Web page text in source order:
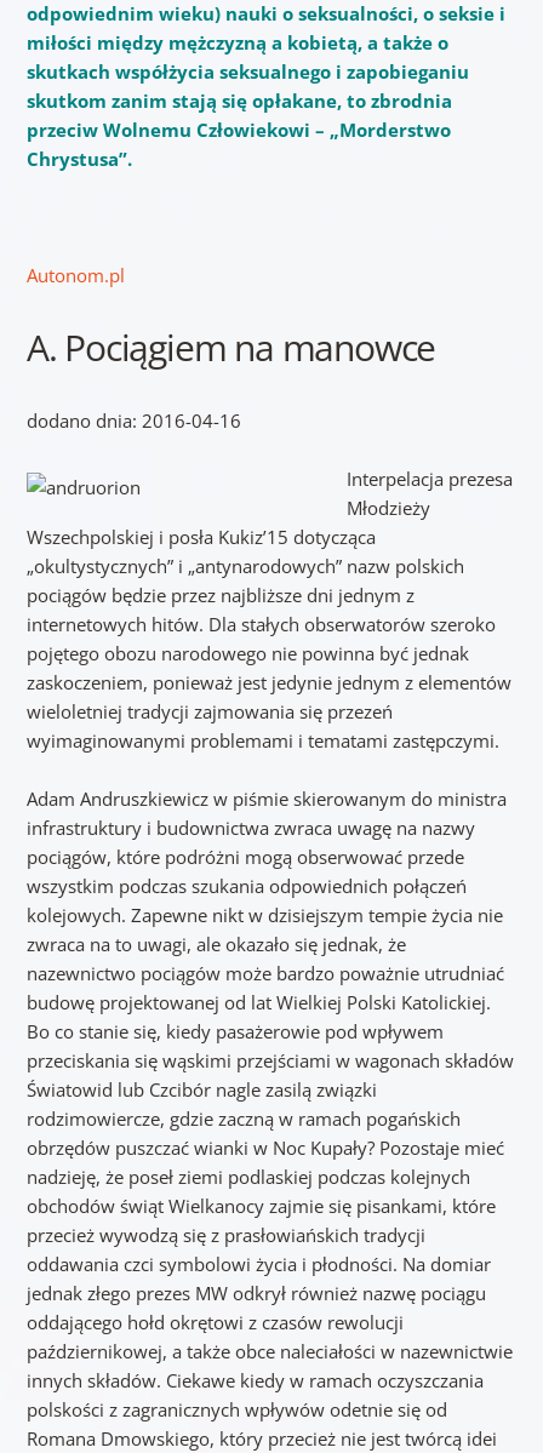
odpowiednim wieku) nauki o seksualności, o seksie i
miłości między mężczyzną a kobietą, a także o
skutkach współżycia seksualnego i zapobieganiu
skutkom zanim stają się opłakane, to zbrodnia
przeciw Wolnemu Człowiekowi – „Morderstwo
Chrystusa”.
Autonom.pl
A. Pociągiem na manowce
dodano dnia: 2016-04-16
Interpelacja prezesa
Młodzieży
Wszechpolskiej i posła Kukiz’15 dotycząca
„okultystycznych” i „antynarodowych” nazw polskich
pociągów będzie przez najbliższe dni jednym z
internetowych hitów. Dla stałych obserwatorów szeroko
pojętego obozu narodowego nie powinna być jednak
zaskoczeniem, ponieważ jest jedynie jednym z elementów
wieloletniej tradycji zajmowania się przezeń
wyimaginowanymi problemami i tematami zastępczymi.
Adam Andruszkiewicz w piśmie skierowanym do ministra
infrastruktury i budownictwa zwraca uwagę na nazwy
pociągów, które podróżni mogą obserwować przede
wszystkim podczas szukania odpowiednich połączeń
kolejowych. Zapewne nikt w dzisiejszym tempie życia nie
zwraca na to uwagi, ale okazało się jednak, że
nazewnictwo pociągów może bardzo poważnie utrudniać
budowę projektowanej od lat Wielkiej Polski Katolickiej.
Bo co stanie się, kiedy pasażerowie pod wpływem
przeciskania się wąskimi przejściami w wagonach składów
Światowid lub Czcibór nagle zasilą związki
rodzimowiercze, gdzie zaczną w ramach pogańskich
obrzędów puszczać wianki w Noc Kupały? Pozostaje mieć
nadzieję, że poseł ziemi podlaskiej podczas kolejnych
obchodów świąt Wielkanocy zajmie się pisankami, które
przecież wywodzą się z prasłowiańskich tradycji
oddawania czci symbolowi życia i płodności. Na domiar
jednak złego prezes MW odkrył również nazwę pociągu
oddającego hołd okrętowi z czasów rewolucji
październikowej, a także obce naleciałości w nazewnictwie
innych składów. Ciekawe kiedy w ramach oczyszczania
polskości z zagranicznych wpływów odetnie się od
Romana Dmowskiego, który przecież nie jest twórcą idei